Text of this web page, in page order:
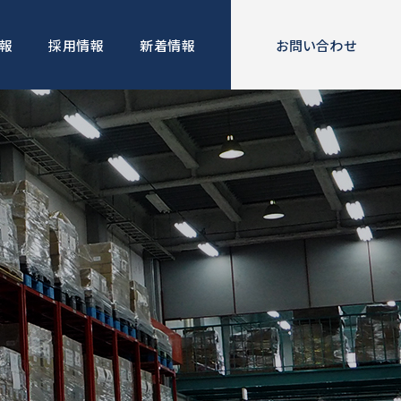
採用情報 新着情報 お問い合わせ